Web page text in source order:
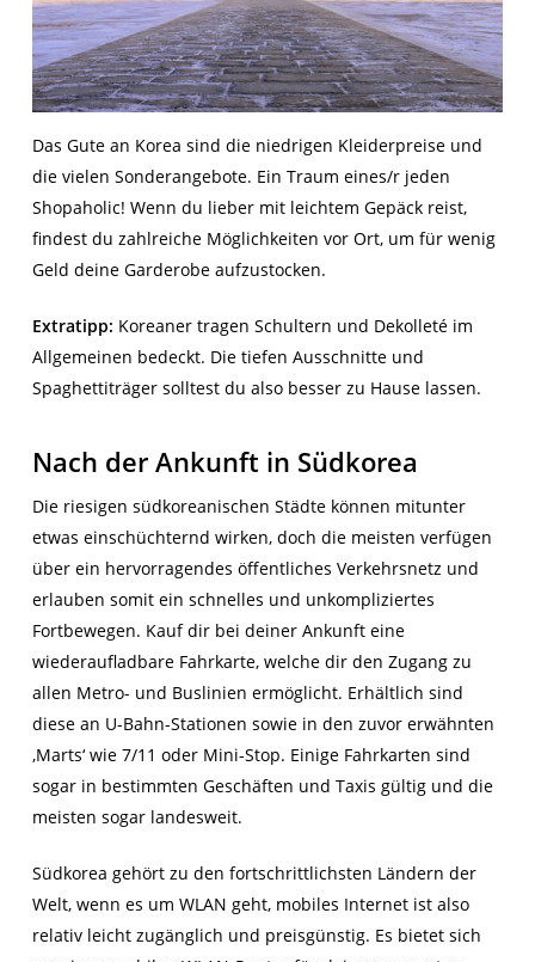
Das Gute an Korea sind die niedrigen Kleiderpreise und
die vielen Sonderangebote. Ein Traum eines/r jeden
Shopaholic! Wenn du lieber mit leichtem Gepäck reist,
findest du zahlreiche Möglichkeiten vor Ort, um für wenig
Geld deine Garderobe aufzustocken.
Extratipp: Koreaner tragen Schultern und Dekolleté im
Allgemeinen bedeckt. Die tiefen Ausschnitte und
Spaghettiträger solltest du also besser zu Hause lassen.
Nach der Ankunft in Südkorea
Die riesigen südkoreanischen Städte können mitunter
etwas einschüchternd wirken, doch die meisten verfügen
über ein hervorragendes öffentliches Verkehrsnetz und
erlauben somit ein schnelles und unkompliziertes
Fortbewegen. Kauf dir bei deiner Ankunft eine
wiederaufladbare Fahrkarte, welche dir den Zugang zu
allen Metro- und Buslinien ermöglicht. Erhältlich sind
diese an U-Bahn-Stationen sowie in den zuvor erwähnten
‚Marts‘ wie 7/11 oder Mini-Stop. Einige Fahrkarten sind
sogar in bestimmten Geschäften und Taxis gültig und die
meisten sogar landesweit.
Südkorea gehört zu den fortschrittlichsten Ländern der
Welt, wenn es um WLAN geht, mobiles Internet ist also
relativ leicht zugänglich und preisgünstig. Es bietet sich